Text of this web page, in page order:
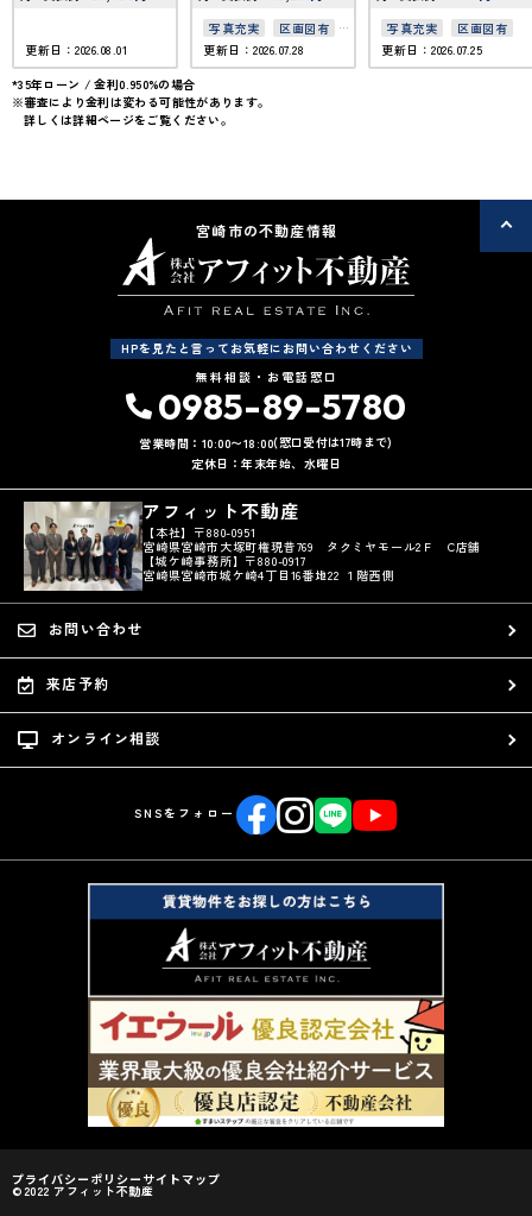
更新日：2026.08.01
写真充実
区画図有
50坪以上
上下水道完備
更新日：2026.07.28
写真充実
区画図有
更新日：2026.07.25
*35年ローン / 金利0.950%の場合
※審査により金利は変わる可能性があります。
詳しくは詳細ページをご覧ください。
宮崎市の不動産情報
HPを見たと言ってお気軽にお問い合わせください
無料相談・お電話窓口
0985-89-5780
営業時間：10:00〜18:00(窓口受付は17時まで)
定休日：年末年始、水曜日
アフィット不動産
【本社】〒880-0951
宮崎県宮崎市大塚町権現昔769 タクミヤモール2Ｆ C店舗
【城ケ崎事務所】〒880-0917
宮崎県宮崎市城ケ崎4丁目16番地22 １階西側
お問い合わせ
来店予約
オンライン相談
SNSをフォロー
プライバシーポリシー サイトマップ
©2022 アフィット不動産